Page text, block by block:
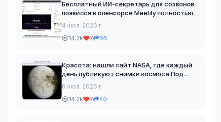
Бесплатный ИИ-секретарь для созвонов
появился в опенсорсе Meetily полностью
работает локально: записывает встречи,
участников и готовит краткое саммари
4 июл. 2026 г.
14.2k
7 66
Красота: нашли сайт NASA, где каждый
день публикуют снимки космоса Под
каждой фотографией небольшое
понять, что изображено и почему это
6 июл. 2026 г.
14.2k
7 40